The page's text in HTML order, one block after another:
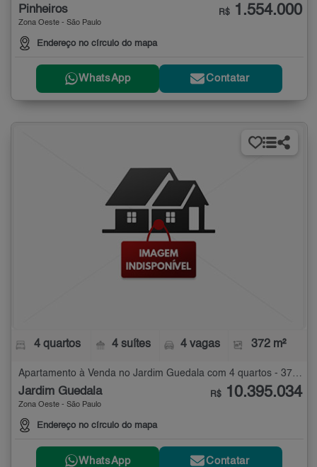
Pinheiros
Zona Oeste - São Paulo
Endereço no círculo do mapa
R$ 1.554.000
WhatsApp Contatar
4 quartos 4 suítes 4 vagas 372 m²
Jardim Guedala
Zona Oeste - São Paulo
Endereço no círculo do mapa
R$ 10.395.034
WhatsApp Contatar